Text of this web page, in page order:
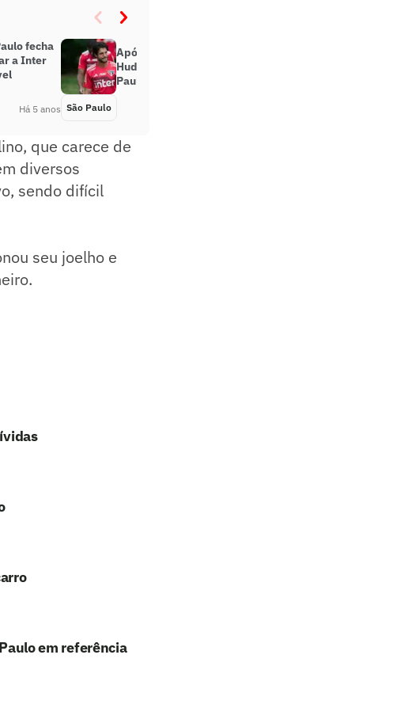
fecha
a Inter
Há 5 anos
Após voltar de empréstimo,
Hudson se reapresenta ao São
Paulo
São Paulo
que carece de
diversos
sendo difícil
seu joelho e
em referência